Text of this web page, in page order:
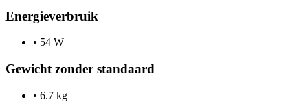
Energieverbruik
• 54 W
Gewicht zonder standaard
• 6.7 kg